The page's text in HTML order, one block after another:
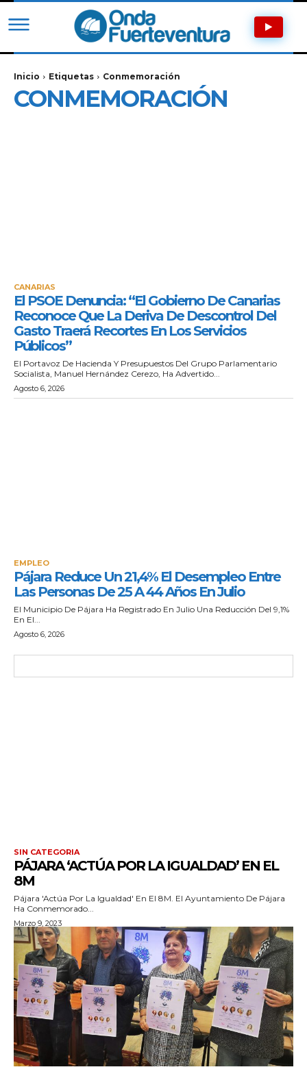
Inicio Etiquetas Conmemoración
CONMEMORACIÓN
CANARIAS
El PSOE Denuncia: “El Gobierno De Canarias
Reconoce Que La Deriva De Descontrol Del
Gasto Traerá Recortes En Los Servicios
Públicos”
El Portavoz De Hacienda Y Presupuestos Del Grupo Parlamentario
Socialista, Manuel Hernández Cerezo, Ha Advertido...
Agosto 6, 2026
EMPLEO
Pájara Reduce Un 21,4% El Desempleo Entre
Las Personas De 25 A 44 Años En Julio
El Municipio De Pájara Ha Registrado En Julio Una Reducción Del 9,1%
En El...
Agosto 6, 2026
SIN CATEGORIA
PÁJARA ‘ACTÚA POR LA IGUALDAD’ EN EL
8M
Pájara 'Actúa Por La Igualdad' En El 8M. El Ayuntamiento De Pájara
Ha Conmemorado...
Marzo 9, 2023